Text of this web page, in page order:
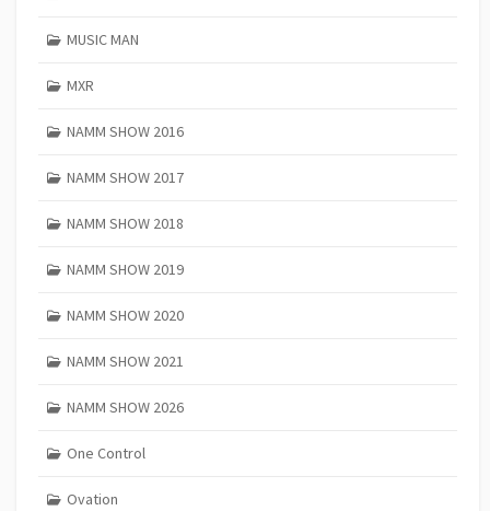
MUSIC MAN
MXR
NAMM SHOW 2016
NAMM SHOW 2017
NAMM SHOW 2018
NAMM SHOW 2019
NAMM SHOW 2020
NAMM SHOW 2021
NAMM SHOW 2026
One Control
Ovation